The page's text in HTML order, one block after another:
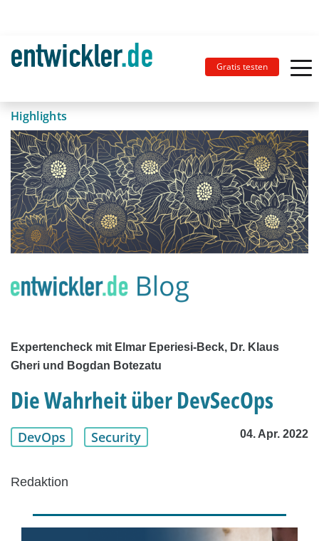
Gratis testen
Highlights
Expertencheck mit Elmar Eperiesi-Beck, Dr. Klaus
Gheri und Bogdan Botezatu
Die Wahrheit über DevSecOps
DevOps Security 04. Apr. 2022
Redaktion